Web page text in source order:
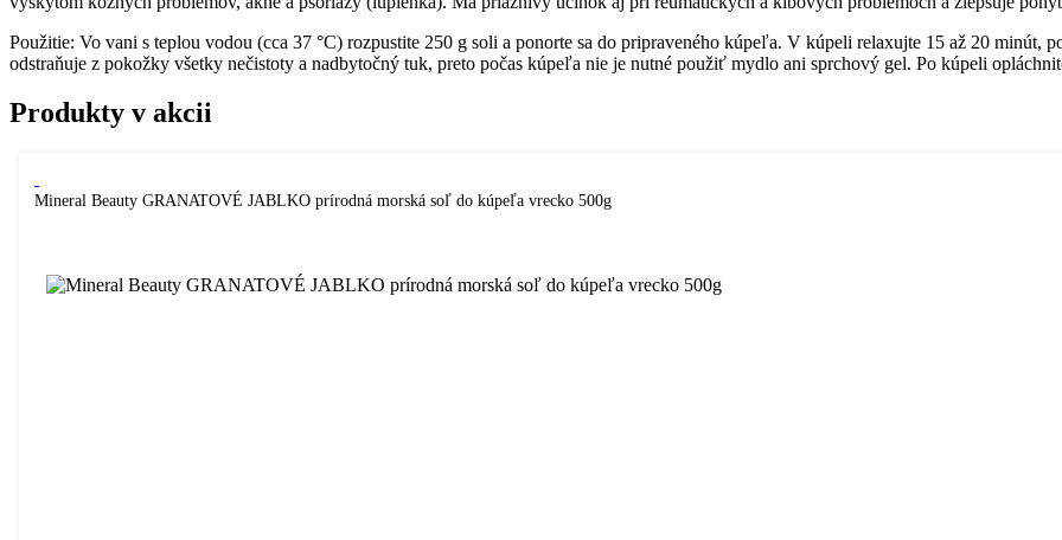
Použitie: Vo vani s teplou vodou (cca 37 °C) rozpustite 250 g soli a ponorte sa do pripraveného kúpeľa. V kúpeli relaxujte 15 až 20 minút,
odstraňuje z pokožky všetky nečistoty a nadbytočný tuk, preto počas kúpeľa nie je nutné použiť mydlo ani sprchový gel. Po kúpeli
Produkty v akcii
Mineral Beauty GRANATOVÉ JABLKO prírodná morská soľ do kúpeľa vrecko 500g